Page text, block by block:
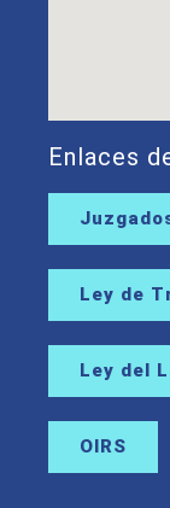
Enlaces
Ley de
Ley del
OIRS